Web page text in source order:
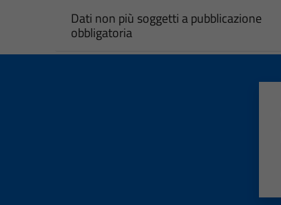
Dati non più soggetti a pubblicazione
obbligatoria